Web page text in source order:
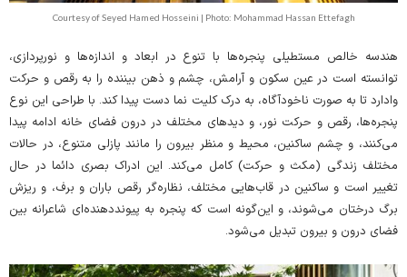
Courtesy of Seyed Hamed Hosseini | Photo: Mohammad Hassan Ettefagh
هندسه خالص مستطیلی پنجره‌ها با تنوع در ابعاد و اندازه‌ها و نورپردازی،
توانسته است در عین سکون و آرامش، چشم و ذهن بیننده را به رقص و حرکت
وادارد تا به صورت ناخودآگاه، به درک کلیت نما دست پیدا کند. با طراحی این نوع
پنجره‌ها، رقص و حرکت نور، و دیدهای مختلف در درون فضای خانه ادامه پیدا
می‌کنند، و چشم ساکنین، محیط و منظر بیرون را مانند پازلی متنوع، در حالات
مختلف زندگی (مکث و حرکت) کامل می‌کند. این ادراک بصری دائما در حال
تغییر است و ساکنین در قاب‌هایی مختلف، نظاره‌گر رقص باران و برف، و ریزش
برگ درختان می‌شوند، و این‌گونه است که پنجره به پیونددهنده‌ای شاعرانه بین
فضای درون و بیرون تبدیل می‌شود.